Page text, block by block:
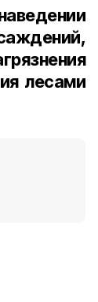
лесами